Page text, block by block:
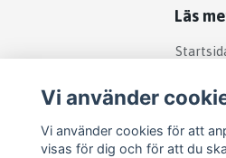
Läs
Om köp och
Vi använder
Vi använder cookies för att
visas för dig och för att du